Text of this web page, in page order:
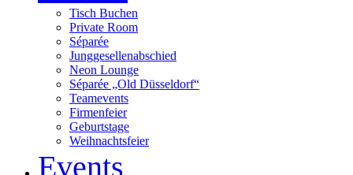
Tisch Buchen
Private Room
Séparée
Junggesellenabschied
Neon Lounge
Séparée „Old Düsseldorf“
Teamevents
Firmenfeier
Geburtstage
Weihnachtsfeier
Events